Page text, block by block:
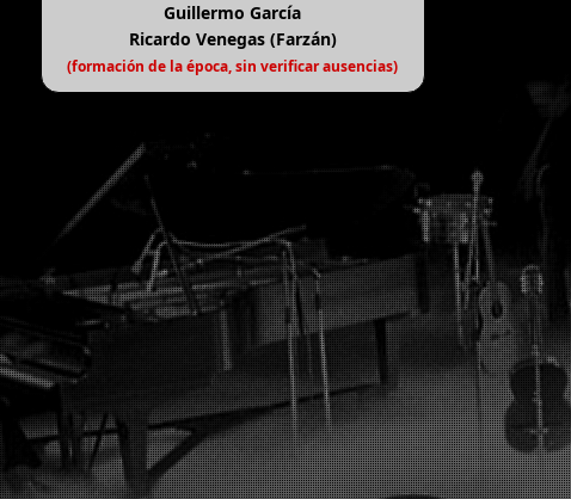
Guillermo García
Ricardo Venegas (Farzán)
(formación de la época, sin verificar ausencias)